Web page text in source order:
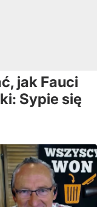
jak Fauci
Sypie się